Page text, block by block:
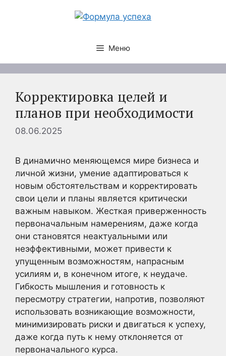
Меню
Корректировка целей и
планов при необходимости
08.06.2025
В динамично меняющемся мире бизнеса и
личной жизни, умение адаптироваться к
новым обстоятельствам и корректировать
свои цели и планы является критически
важным навыком. Жесткая приверженность
первоначальным намерениям, даже когда
они становятся неактуальными или
неэффективными, может привести к
упущенным возможностям, напрасным
усилиям и, в конечном итоге, к неудаче.
Гибкость мышления и готовность к
пересмотру стратегии, напротив, позволяют
использовать возникающие возможности,
минимизировать риски и двигаться к успеху,
даже когда путь к нему отклоняется от
первоначального курса.